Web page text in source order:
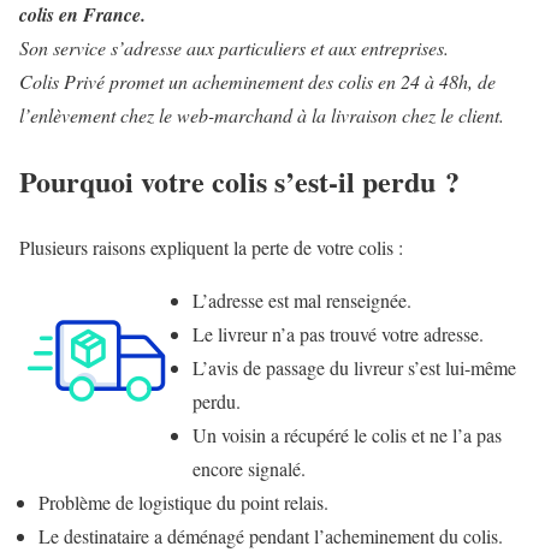
colis en France.
Son service s’adresse aux particuliers et aux entreprises.
Colis Privé promet un acheminement des colis en 24 à 48h, de
l’enlèvement chez le web-marchand à la livraison chez le client.
Pourquoi votre colis s’est-il perdu ?
Plusieurs raisons expliquent la perte de votre colis :
L’adresse est mal renseignée.
Le livreur n’a pas trouvé votre adresse.
L’avis de passage du livreur s’est lui-même
perdu.
Un voisin a récupéré le colis et ne l’a pas
encore signalé.
Problème de logistique du point relais.
Le destinataire a déménagé pendant l’acheminement du colis.